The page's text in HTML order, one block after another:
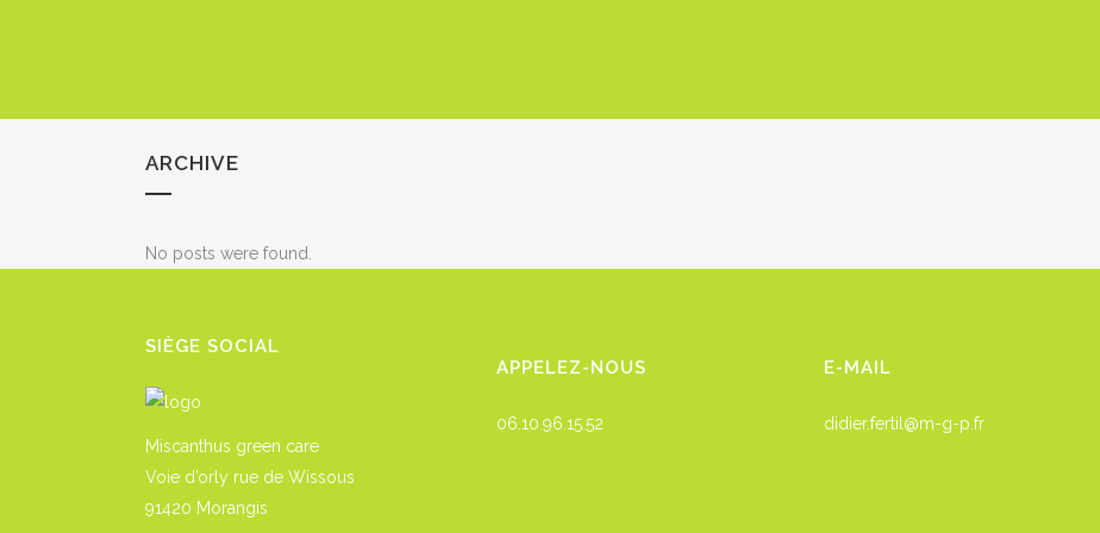
ARCHIVE
No posts were found.
SIÈGE SOCIAL
Miscanthus green care
Voie d’orly rue de Wissous
91420 Morangis
APPELEZ-NOUS
06.10.96.15.52
E-MAIL
didier.fertil@m-g-p.fr